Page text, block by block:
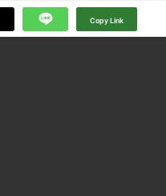
Copy Link